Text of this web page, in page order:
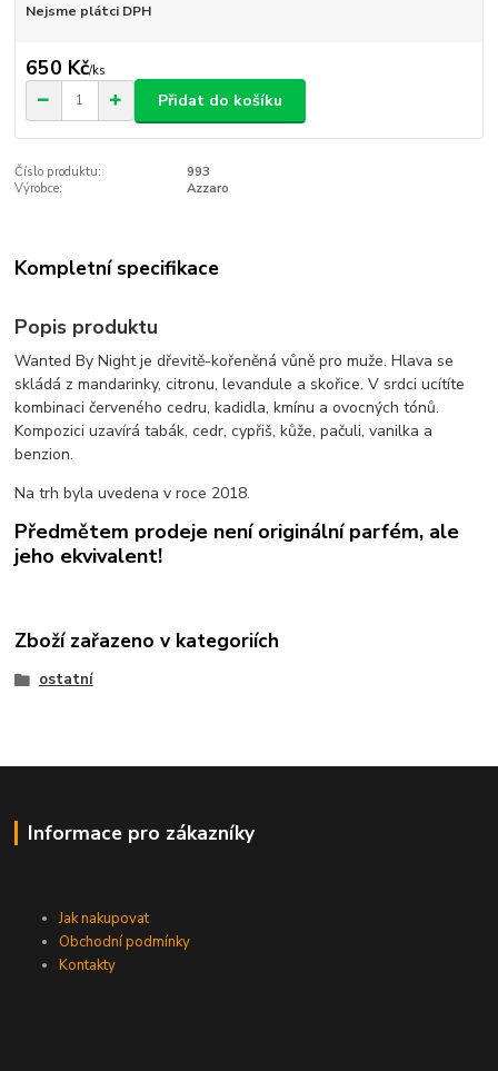
Nejsme plátci DPH
650 Kč/ks
Přidat do košíku
Číslo produktu:
993
Výrobce:
Azzaro
Kompletní specifikace
Popis produktu
Wanted By Night je dřevitě-kořeněná vůně pro muže. Hlava se
skládá z mandarinky, citronu, levandule a skořice. V srdci ucítíte
kombinaci červeného cedru, kadidla, kmínu a ovocných tónů.
Kompozici uzavírá tabák, cedr, cypřiš, kůže, pačuli, vanilka a
benzion.
Na trh byla uvedena v roce 2018.
Předmětem prodeje není originální parfém, ale
jeho ekvivalent!
Zboží zařazeno v kategoriích
ostatní
Informace pro zákazníky
Jak nakupovat
Obchodní podmínky
Kontakty